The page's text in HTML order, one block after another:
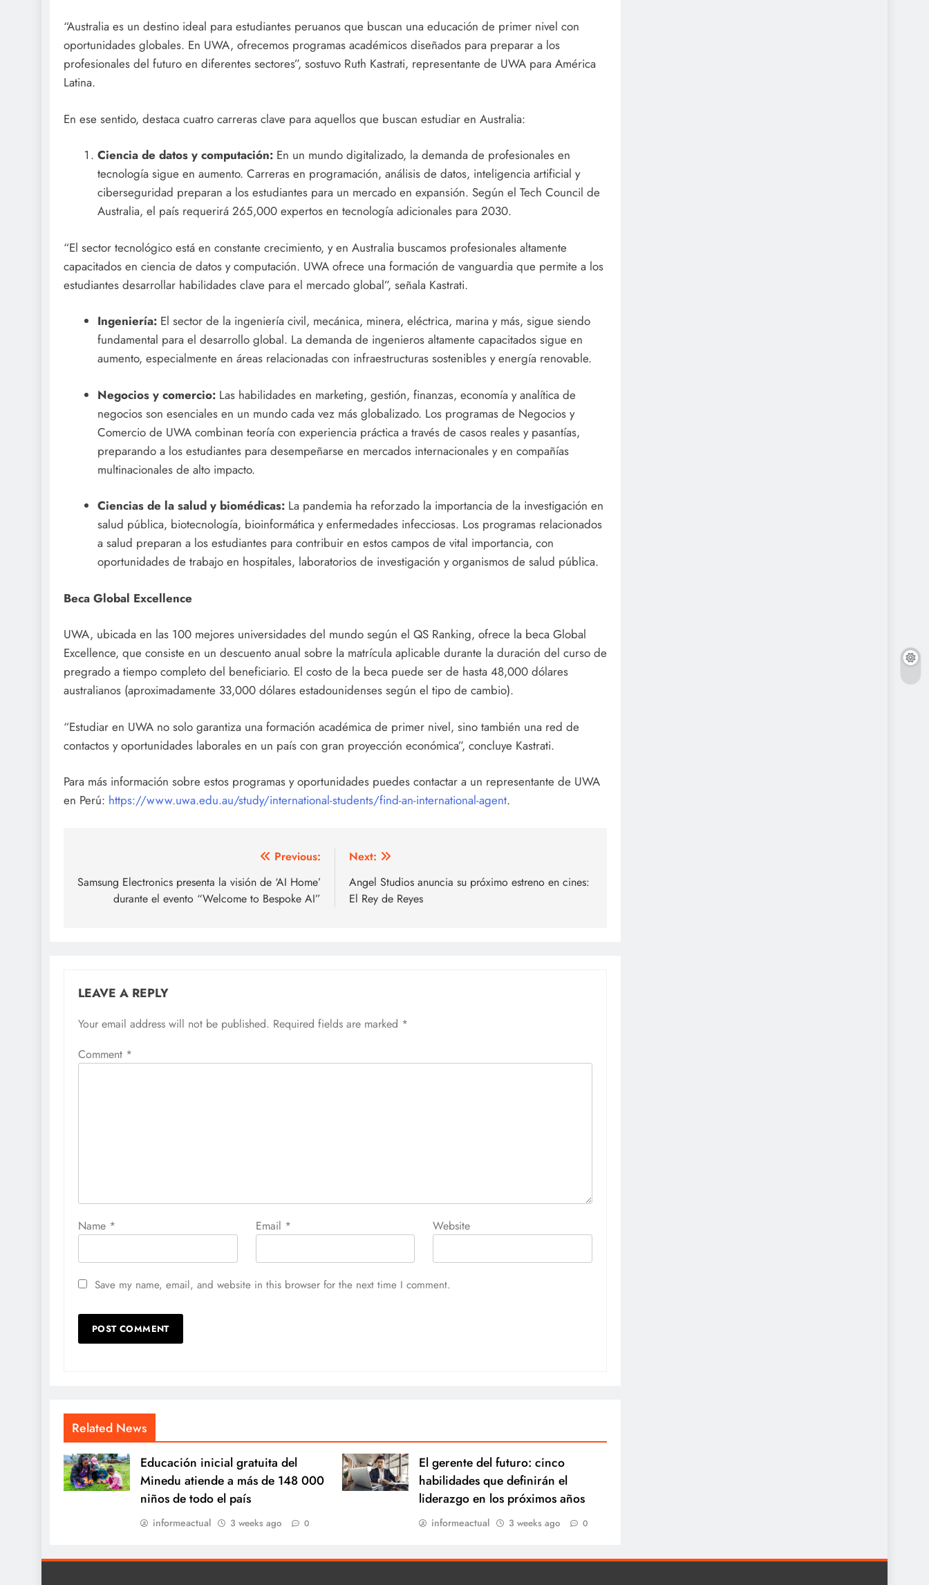
“Australia es un destino ideal para estudiantes peruanos que buscan una educación de primer nivel con
oportunidades globales. En UWA, ofrecemos programas académicos diseñados para preparar a los
profesionales del futuro en diferentes sectores”, sostuvo Ruth Kastrati, representante de UWA para América
Latina.
En ese sentido, destaca cuatro carreras clave para aquellos que buscan estudiar en Australia:
Ciencia de datos y computación: En un mundo digitalizado, la demanda de profesionales en
tecnología sigue en aumento. Carreras en programación, análisis de datos, inteligencia artificial y
ciberseguridad preparan a los estudiantes para un mercado en expansión. Según el Tech Council de
Australia, el país requerirá 265,000 expertos en tecnología adicionales para 2030.
“El sector tecnológico está en constante crecimiento, y en Australia buscamos profesionales altamente
capacitados en ciencia de datos y computación. UWA ofrece una formación de vanguardia que permite a los
estudiantes desarrollar habilidades clave para el mercado global”, señala Kastrati.
Ingeniería: El sector de la ingeniería civil, mecánica, minera, eléctrica, marina y más, sigue siendo
fundamental para el desarrollo global. La demanda de ingenieros altamente capacitados sigue en
aumento, especialmente en áreas relacionadas con infraestructuras sostenibles y energía renovable.
Negocios y comercio: Las habilidades en marketing, gestión, finanzas, economía y analítica de
negocios son esenciales en un mundo cada vez más globalizado. Los programas de Negocios y
Comercio de UWA combinan teoría con experiencia práctica a través de casos reales y pasantías,
preparando a los estudiantes para desempeñarse en mercados internacionales y en compañías
multinacionales de alto impacto.
Ciencias de la salud y biomédicas: La pandemia ha reforzado la importancia de la investigación en
salud pública, biotecnología, bioinformática y enfermedades infecciosas. Los programas relacionados
a salud preparan a los estudiantes para contribuir en estos campos de vital importancia, con
oportunidades de trabajo en hospitales, laboratorios de investigación y organismos de salud pública.
Beca Global Excellence
UWA, ubicada en las 100 mejores universidades del mundo según el QS Ranking, ofrece la beca Global
Excellence, que consiste en un descuento anual sobre la matrícula aplicable durante la duración del curso de
pregrado a tiempo completo del beneficiario. El costo de la beca puede ser de hasta 48,000 dólares
australianos (aproximadamente 33,000 dólares estadounidenses según el tipo de cambio).
“Estudiar en UWA no solo garantiza una formación académica de primer nivel, sino también una red de
contactos y oportunidades laborales en un país con gran proyección económica”, concluye Kastrati.
Para más información sobre estos programas y oportunidades puedes contactar a un representante de UWA
en Perú: https://www.uwa.edu.au/study/international-students/find-an-international-agent.
navigation
Previous:
Samsung Electronics presenta la visión de ‘AI Home’
durante el evento “Welcome to Bespoke AI”
Next:
Angel Studios anuncia su próximo estreno en cines:
El Rey de Reyes
LEAVE A REPLY
Your email address will not be published. Required fields are marked *
Comment *
Name * Email * Website
Save my name, email, and website in this browser for the next time I comment.
Related News
Educación inicial gratuita del
Minedu atiende a más de 148 000
niños de todo el país
informeactual 3 weeks ago 0
El gerente del futuro: cinco
habilidades que definirán el
liderazgo en los próximos años
informeactual 3 weeks ago 0